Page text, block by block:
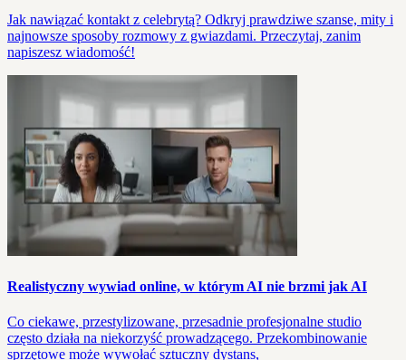
Jak nawiązać kontakt z celebrytą? Odkryj prawdziwe szanse, mity i
najnowsze sposoby rozmowy z gwiazdami. Przeczytaj, zanim
napiszesz wiadomość!
Realistyczny wywiad online, w którym AI nie brzmi jak AI
Co ciekawe, przestylizowane, przesadnie profesjonalne studio
często działa na niekorzyść prowadzącego. Przekombinowanie
sprzętowe może wywołać sztuczny dystans,